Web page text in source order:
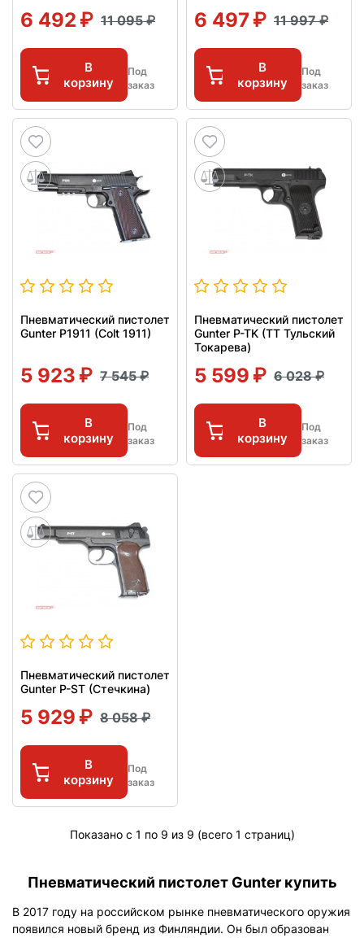
6 492 11 095
В
корзину
Под
заказ
6 497 11 997
В
корзину
Под
заказ
Пневматический пистолет
Gunter P1911 (Colt 1911)
5 923 7 545
В
корзину
Под
заказ
Пневматический пистолет
Gunter P-TK (ТТ Тульский
Токарева)
5 599 6 028
В
корзину
Под
заказ
Пневматический пистолет
Gunter P-ST (Стечкина)
5 929 8 058
В
корзину
Под
заказ
Показано с 1 по 9 из 9 (всего 1 страниц)
Пневматический пистолет Gunter купить
В 2017 году на российском рынке пневматического оружия
появился новый бренд из Финляндии. Он был образован